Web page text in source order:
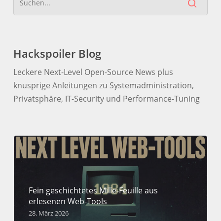
Hackspoiler Blog
Leckere Next-Level Open-Source News plus
knusprige Anleitungen zu Systemadministration,
Privatsphäre, IT-Security und Performance-Tuning
Fein geschichtetes Mille-Feuille aus
erlesenen Web-Tools
28. März 2026